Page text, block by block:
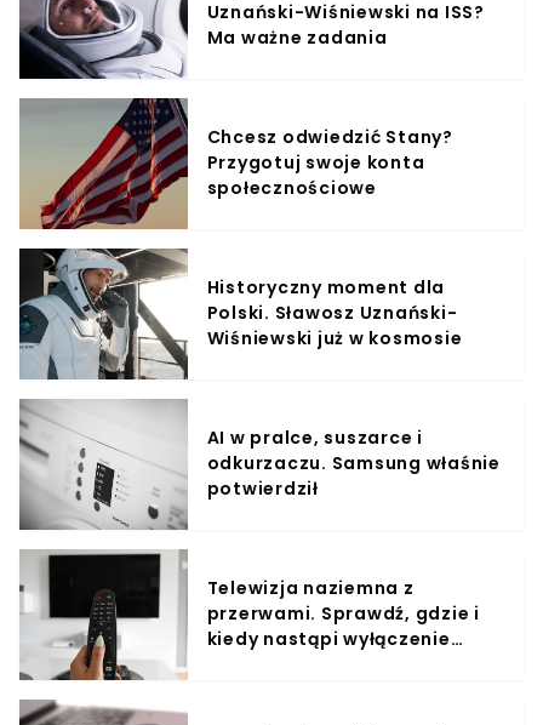
Uznański-Wiśniewski na ISS?
Ma ważne zadania
Chcesz odwiedzić Stany?
Przygotuj swoje konta
społecznościowe
Historyczny moment dla
Polski. Sławosz Uznański-
Wiśniewski już w kosmosie
AI w pralce, suszarce i
odkurzaczu. Samsung właśnie
potwierdził
Telewizja naziemna z
przerwami. Sprawdź, gdzie i
kiedy nastąpi wyłączenie